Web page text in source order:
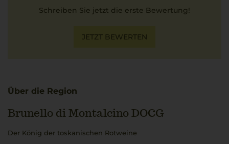
Schreiben Sie jetzt die erste Bewertung!
JETZT BEWERTEN
Über die Region
Brunello di Montalcino DOCG
Der König der toskanischen Rotweine